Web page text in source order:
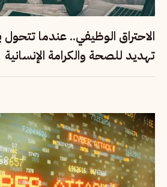
الاحتراق الوظيفي.. عندما تتحول
تهديد للصحة والكرامة الإنسانية